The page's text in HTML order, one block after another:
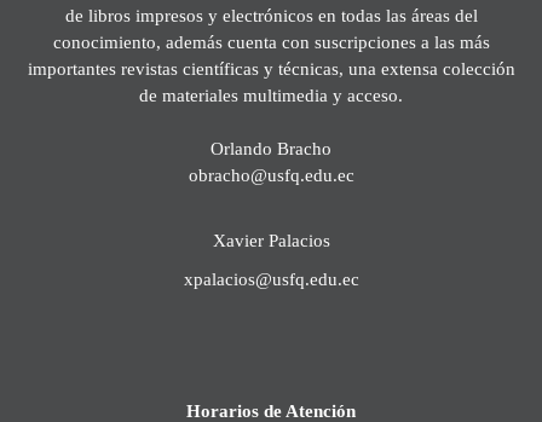
de libros impresos y electrónicos en todas las áreas del
conocimiento, además cuenta con suscripciones a las más
importantes revistas científicas y técnicas, una extensa colección
de materiales multimedia y acceso.
Orlando Bracho
obracho@usfq.edu.ec
Xavier Palacios
xpalacios@usfq.edu.ec
Horarios de Atención